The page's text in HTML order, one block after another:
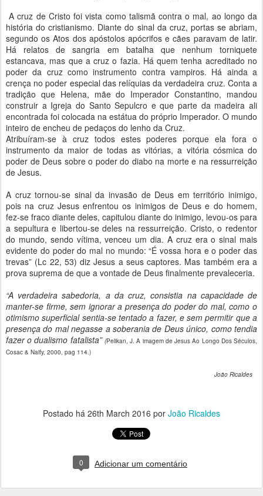
A cruz de Cristo foi vista como talismã contra o mal, ao longo da
história do cristianismo. Diante do sinal da cruz, portas se abriam,
segundo os Atos dos apóstolos apócrifos e cães paravam de latir.
Há relatos de sangria em batalha que nenhum torniquete
estancava, mas que a cruz o fazia. Há quem tenha acreditado no
poder da cruz como instrumento contra vampiros. Há ainda a
crença no poder especial das relíquias da verdadeira cruz. Conta a
tradição que Helena, mãe do Imperador Constantino, mandou
construir a Igreja do Santo Sepulcro e que parte da madeira ali
encontrada foi colocada na estátua do próprio Imperador. O mundo
inteiro de encheu de pedaços do lenho da Cruz.
Atribuíram-se à cruz todos estes poderes porque ela fora o
instrumento da maior de todas as vitórias, a vitória cósmica do
poder de Deus sobre o poder do diabo na morte e na ressurreição
de Jesus.
A cruz tornou-se sinal da invasão de Deus em território inimigo,
pois na cruz Jesus enfrentou os inimigos de Deus e do homem,
fez-se fraco diante deles, capitulou diante do inimigo, levou-os para
a sepultura e libertou-se deles na ressurreição. Cristo, o redentor
do mundo, sendo vítima, venceu um dia. A cruz era o sinal mais
evidente do poder do mal no mundo: “É vossa hora e o poder das
trevas” (Lc 22, 53) diz Jesus a seus captores. Mas também era a
prova suprema de que a vontade de Deus finalmente prevaleceria.
“A verdadeira sabedoria, a da cruz, consistia na capacidade de
manter-se firme, sem ignorar a presença do poder do mal, como o
otimismo superficial sentia-se tentado a fazer, e sem permitir que a
presença do mal negasse a soberania de Deus único, como tendia
fazer o dualismo fatalista” (Pelikan, J. A imagem de Jesus Ao Longo Dos Séculos,
Cosac & Naify, 2000, pag 114.)
João Ricaldes
Postado há 26th March 2016 por João Ricaldes
0 Adicionar um comentário